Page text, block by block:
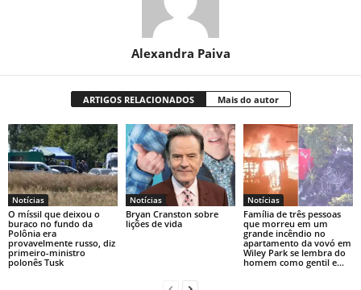
Alexandra Paiva
ARTIGOS RELACIONADOS Mais do autor
Notícias
O míssil que deixou o
buraco no fundo da
Polônia era
provavelmente russo, diz
primeiro-ministro
polonês Tusk
Notícias
Bryan Cranston sobre
lições de vida
Notícias
Família de três pessoas
que morreu em um
grande incêndio no
apartamento da vovó em
Wiley Park se lembra do
homem como gentil e...